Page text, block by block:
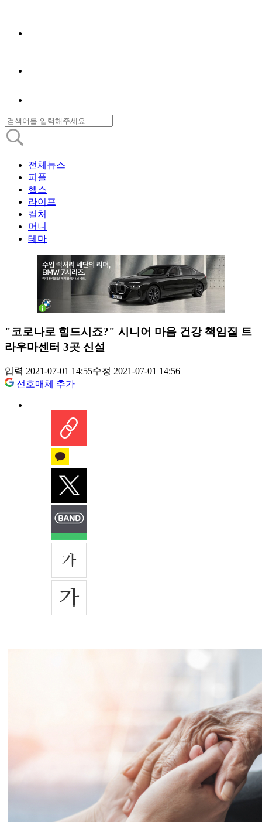
전체뉴스
피플
헬스
라이프
컬처
머니
테마
"코로나로 힘드시죠?" 시니어 마음 건강 책임질 트
라우마센터 3곳 신설
입력 2021-07-01 14:55수정 2021-07-01 14:56
선호매체 추가